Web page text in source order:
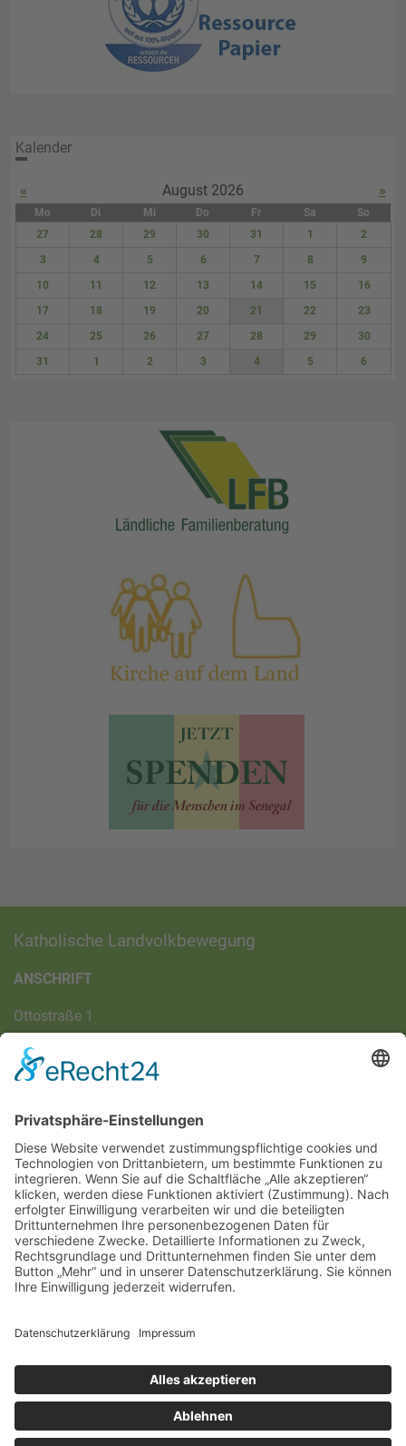
Kalender
« August 2026 »
Mo Di Mi Do Fr Sa
So
27
28 29 30 31 1
2
3
4 5 6 7 8
9
10
11 12 13 14 15
16
17
18 19 20 21 22
23
24
25 26 27 28 29
30
31
1 2 3 4 5 6
Katholische Landvolkbewegung
ANSCHRIFT
Ottostraße 1
DIREKT-KONTAKT
Telefon: (09 31) 3 86 - 63 7 21
Du findest uns auf Facebook